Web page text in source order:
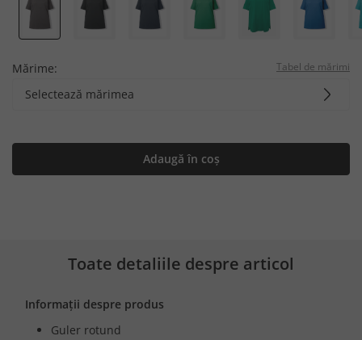
Mărime: Tabel de mărimi
Selectează mărimea
Adaugă în coș
Toate detaliile despre articol
Informații despre produs
Guler rotund